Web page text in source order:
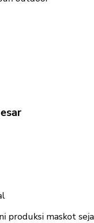
produksi maskot